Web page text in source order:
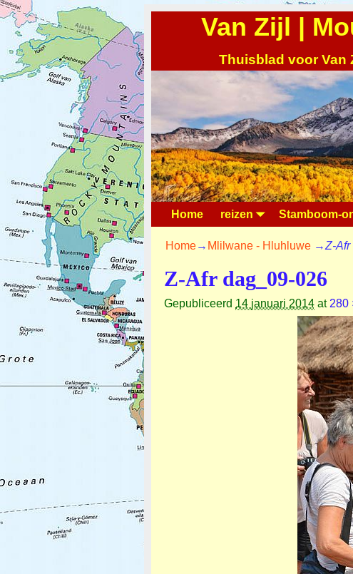
Van Zijl |
Thuisblad voor Van
Home reizen Stamboom-
Home→ Mlilwane - Hluhluwe →Z-Afr
Z-Afr dag_09-026
Gepubliceerd 14 januari 2014 at 280